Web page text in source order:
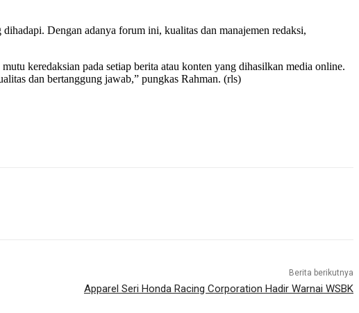
Dengan adanya forum ini, kualitas dan manajemen redaksi,
keredaksian pada setiap berita atau konten yang dihasilkan media online.
dan bertanggung jawab,” pungkas Rahman. (rls)
Berita berikutnya
Apparel Seri Honda Racing Corporation Hadir Warnai WSBK